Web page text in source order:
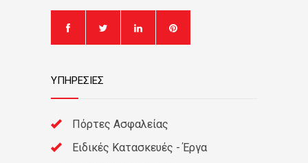
ΥΠΗΡΕΣΙΕΣ
Πόρτες Ασφαλείας
Ειδικές Κατασκευές - Έργα